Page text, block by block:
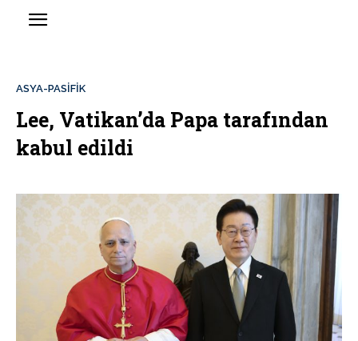
ASYA-PASİFİK
Lee, Vatikan’da Papa tarafından
kabul edildi